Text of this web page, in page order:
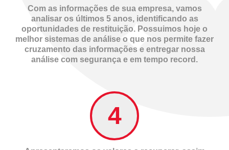
Com as informações de sua empresa, vamos
analisar os últimos 5 anos, identificando as
oportunidades de restituição. Possuimos hoje o
melhor sistemas de análise o que nos permite fazer
cruzamento das informações e entregar nossa
análise com segurança e em tempo record.